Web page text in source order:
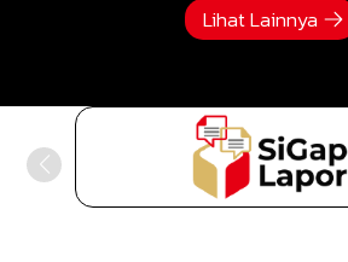
Lihat Lainnya